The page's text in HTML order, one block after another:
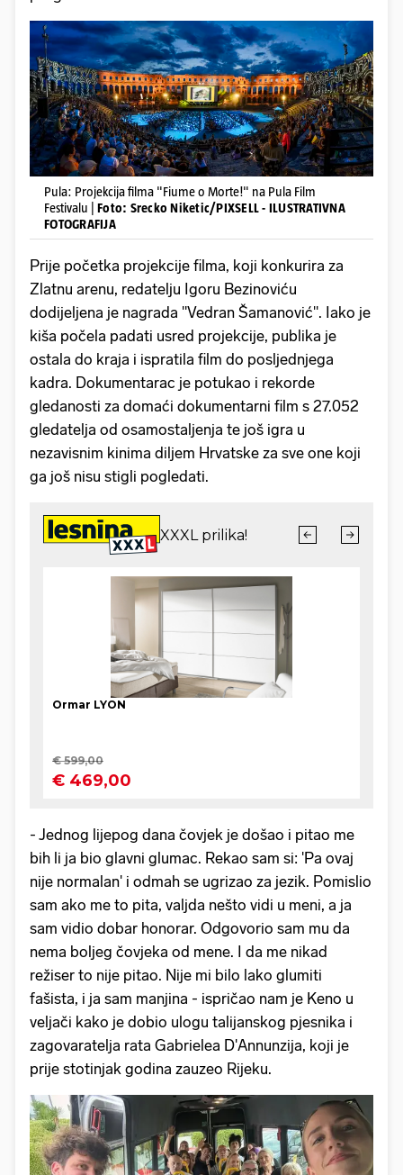
Pula: Projekcija filma "Fiume o Morte!" na Pula Film
Festivalu | Foto: Srecko Niketic/PIXSELL - ILUSTRATIVNA
FOTOGRAFIJA
Prije početka projekcije filma, koji konkurira za
Zlatnu arenu, redatelju Igoru Bezinoviću
dodijeljena je nagrada "Vedran Šamanović". Iako je
kiša počela padati usred projekcije, publika je
ostala do kraja i ispratila film do posljednjega
kadra. Dokumentarac je potukao i rekorde
gledanosti za domaći dokumentarni film s 27.052
gledatelja od osamostaljenja te još igra u
nezavisnim kinima diljem Hrvatske za sve one koji
ga još nisu stigli pogledati.
- Jednog lijepog dana čovjek je došao i pitao me
bih li ja bio glavni glumac. Rekao sam si: 'Pa ovaj
nije normalan' i odmah se ugrizao za jezik. Pomislio
sam ako me to pita, valjda nešto vidi u meni, a ja
sam vidio dobar honorar. Odgovorio sam mu da
nema boljeg čovjeka od mene. I da me nikad
režiser to nije pitao. Nije mi bilo lako glumiti
fašista, i ja sam manjina - ispričao nam je Keno u
veljači kako je dobio ulogu talijanskog pjesnika i
zagovaratelja rata Gabrielea D'Annunzija, koji je
prije stotinjak godina zauzeo Rijeku.